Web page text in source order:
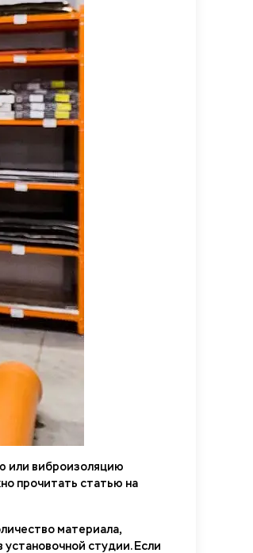
или виброизоляцию
прочитать статью на
материала,
установочной студии. Если